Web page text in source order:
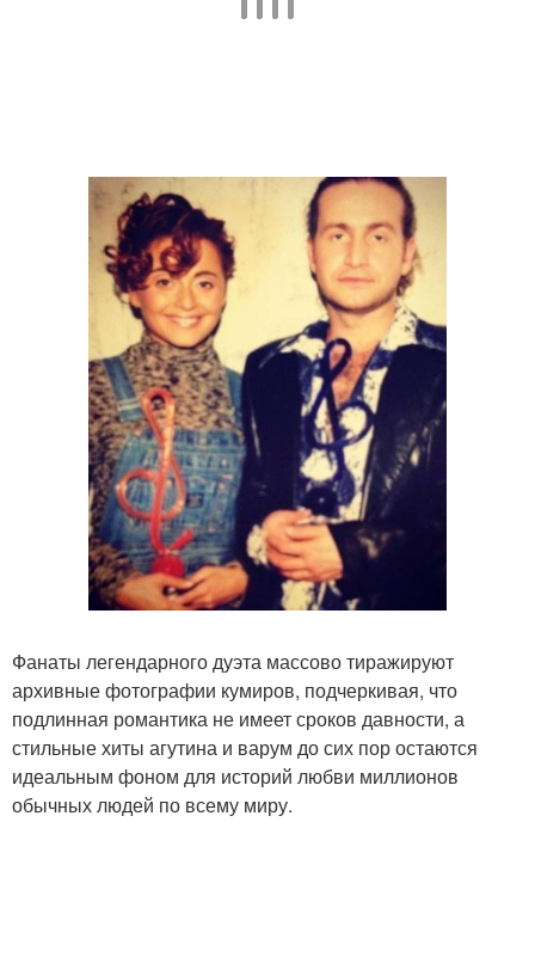
Фанаты легендарного дуэта массово тиражируют
архивные фотографии кумиров, подчеркивая, что
подлинная романтика не имеет сроков давности, а
стильные хиты агутина и варум до сих пор остаются
идеальным фоном для историй любви миллионов
обычных людей по всему миру.